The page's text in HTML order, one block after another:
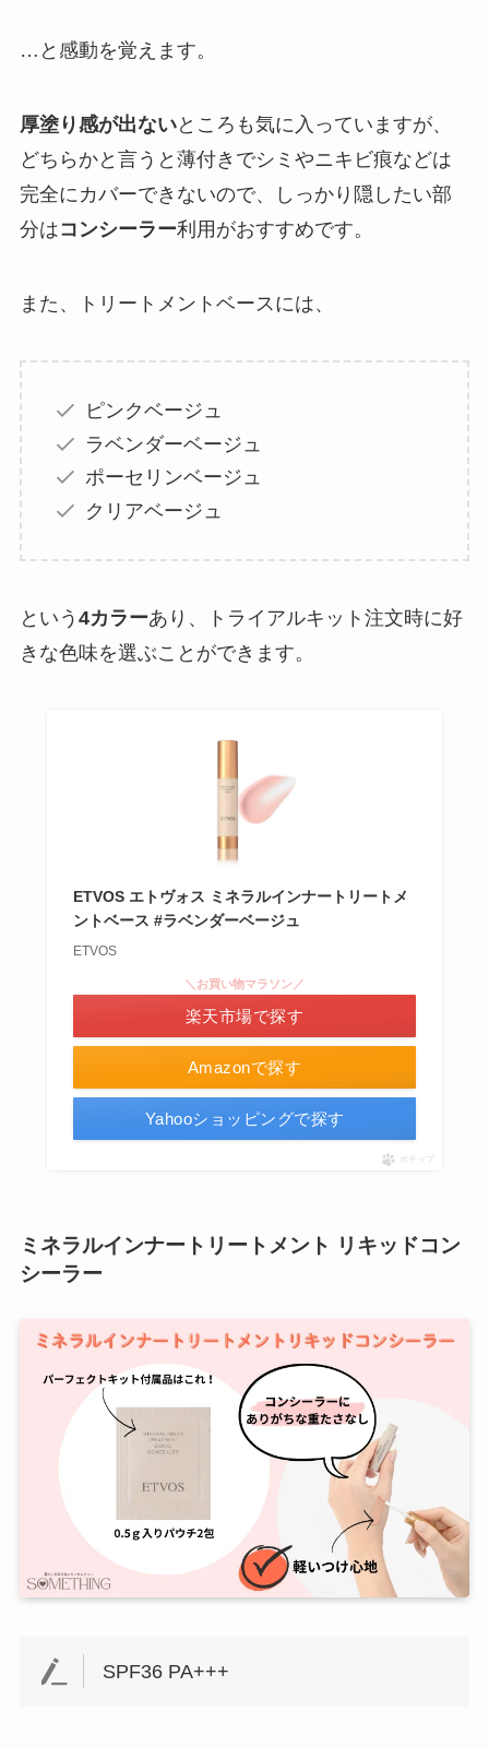
…と感動を覚えます。
厚塗り感が出ないところも気に入っていますが、
どちらかと言うと薄付きでシミやニキビ痕などは
完全にカバーできないので、しっかり隠したい部
分はコンシーラー利用がおすすめです。
また、トリートメントベースには、
ピンクベージュ
ラベンダーベージュ
ポーセリンベージュ
クリアベージュ
という 4カラーあり、トライアルキット注文時に好
きな色味を選ぶことができます。
ETVOS エトヴォス ミネラルインナートリートメ
ントベース #ラベンダーベージュ
ETVOS
Amazonで探す
＼お買い物マラソン／
楽天市場で探す
Yahooショッピングで探す
ポチップ
ミネラルインナートリートメント リキッドコン
シーラー
SPF36 PA+++